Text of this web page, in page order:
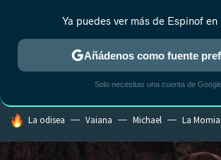
ESTRENOS REALITY ANIME
HOY SE HABLA DE
La odisea Vaiana Michael La
Ya puedes ver más de Espinof en
Añádenos como fuente
Solo necesitas una cuenta de